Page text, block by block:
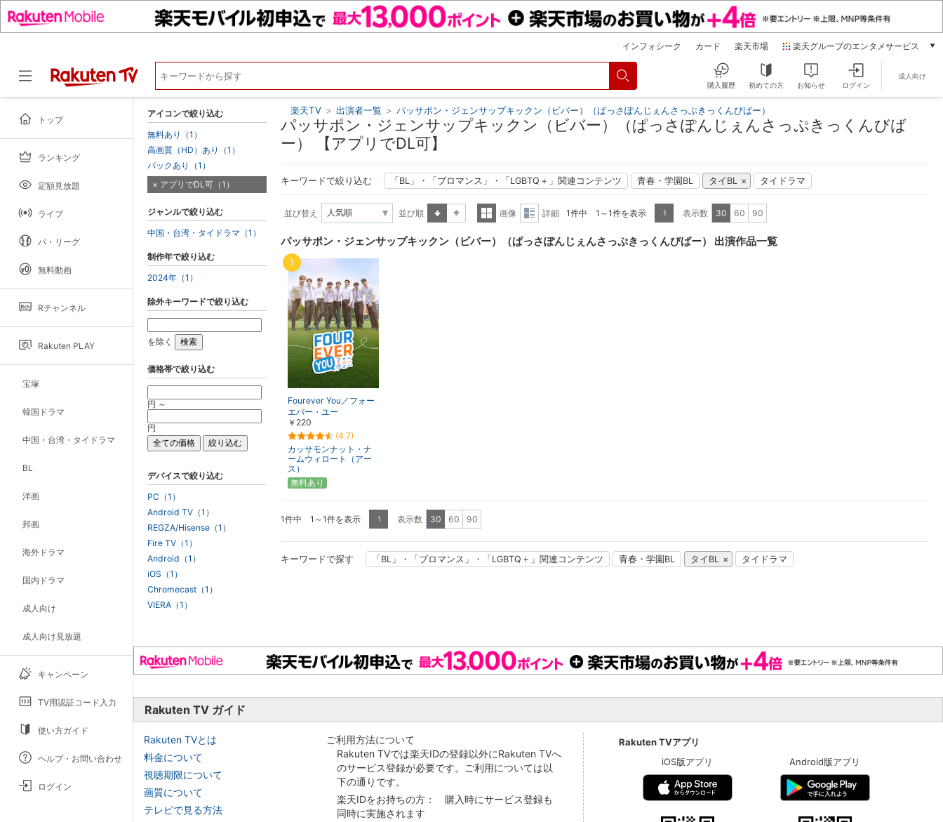
インフォシーク カード 楽天市場 楽天グループのエンタメサービス
本/ゲーム/CD/DVD
電子書籍
動画配信
購入履歴 初めての方 お知らせ ログイン
成人向け
トップ
ランキング
定額見放題
ライブ
パ・リーグ
無料動画
Rチャンネル
Rakuten PLAY
宝塚
韓国ドラマ
中国・台湾・タイドラマ
BL
洋画
邦画
海外ドラマ
国内ドラマ
成人向け
成人向け見放題
キャンペーン
TV用認証コード入力
使い方ガイド
ヘルプ・お問い合わせ
ログイン
楽天TV > 出演者一覧 > パッサポン・ジェンサップキックン（ビバー）（ぱっさぽんじぇんさっぷきっくんびばー）
パッサポン・ジェンサップキックン（ビバー）（ぱっさぽんじぇんさっぷきっくんびば
ー） 【アプリでDL可】
キーワードで絞り込む 「BL」・「ブロマンス」・「LGBTQ＋」関連コンテンツ 青春・学園BL タイBL タイドラマ
並び替え
並び順
表示
画像
表示
詳細 1件中 1～1件を表示 1 表示数 30 60 90
パッサポン・ジェンサップキックン（ビバー）（ぱっさぽんじぇんさっぷきっくんびばー） 出演作品一覧
Fourever You／フォー
エバー・ユー
￥220
(4.7)
カッサモンナット・ナ
ームウィロート（アー
ス）
1
無料あり
1件中 1～1件を表示 1 表示数 30 60 90
キーワードで探す 「BL」・「ブロマンス」・「LGBTQ＋」関連コンテンツ 青春・学園BL タイBL タイドラマ
アイコンで絞り込む
無料あり（1）
高画質（HD）あり（1）
パックあり（1）
アプリでDL可（1）
ジャンルで絞り込む
中国・台湾・タイドラマ（1）
制作年で絞り込む
2024年（1）
除外キーワードで絞り込む
を除く
価格帯で絞り込む
円 ～
円
デバイスで絞り込む
PC（1）
Android TV（1）
REGZA/Hisense（1）
Fire TV（1）
Android（1）
iOS（1）
Chromecast（1）
VIERA（1）
Rakuten TV ガイド
Rakuten TVとは
料金について
視聴期限について
画質について
テレビで見る方法
ご利用方法について
Rakuten TVでは楽天IDの登録以外にRakuten TVへ
のサービス登録が必要です。ご利用については以
下の通りです。
楽天IDをお持ちの方： 購入時にサービス登録も
同時に実施されます
Rakuten TVアプリ
iOS版アプリ
Android版アプリ